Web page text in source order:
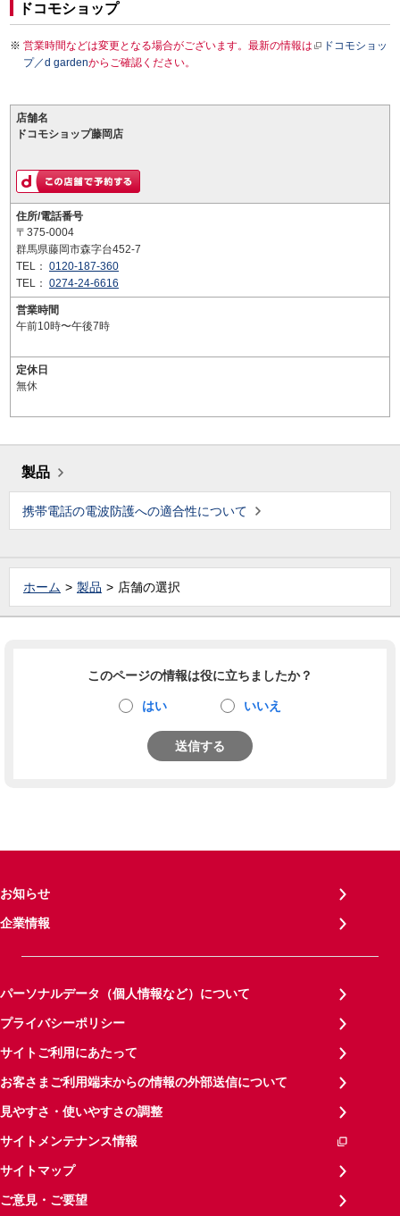
ドコモショップ
営業時間などは変更となる場合がございます。最新の情報は
ドコモショッ
プ／d gardenからご確認ください。
店舗名
ドコモショップ藤岡店
住所/電話番号
〒375-0004
群馬県藤岡市森字台452-7
TEL： 0120-187-360
TEL： 0274-24-6616
営業時間
午前10時〜午後7時
定休日
無休
製品
携帯電話の電波防護への適合性について
ホーム 製品 店舗の選択
このページの情報は役に立ちましたか？
はい いいえ
送信する
お知らせ
企業情報
パーソナルデータ（個人情報など）について
プライバシーポリシー
サイトご利用にあたって
お客さまご利用端末からの情報の外部送信について
見やすさ・使いやすさの調整
サイトメンテナンス情報
サイトマップ
ご意見・ご要望